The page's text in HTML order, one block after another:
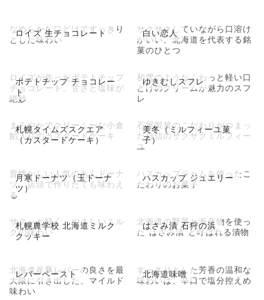
ロイズ 生チョコレート
なめらかな口どけですっきり
とした味わい
白い恋人
サクサクしていながら口溶け
がいい、北海道を代表する銘
菓のひとつ
ポテトチップ チョコレー
ト
ロイズが作ったポテトチップ
チョコレート。甘さと塩味が
絶妙
ゆきむしスフレ
初雪のようなふわっと軽い口
どけのクリームが魅力のスフ
レ
札幌タイムズスクエア
（カスタードケーキ）
まろやかでクリーミーな小倉
餡入りのカスタードケーキ
美冬（ミルフィーユ菓
子）
石屋製菓のこだわりがつまっ
た自信のサクサクミルフィー
ユ
月寒ドーナツ（玉ドーナ
ツ）
昔懐かしい人気のあんドーナ
ツ。店頭で作りたても味わえ
る
ハスカップ ジュエリー
ハスカップジャムを使ったこ
だわりのお菓子
札幌農学校 北海道ミルク
クッキー
サクッと軽く、やさしいミル
クの味わい
はさみ漬 石狩の浜
北海道の野菜と海産物を使っ
た”はさみ漬”と呼ばれる漬物
レバーペースト
北海道産豚レバーの良さを最
大限に引き出した、マイルド
味わい
北海道味噌
すっきりとした芳香の温和な
味わいは、辛口で塩分控えめ